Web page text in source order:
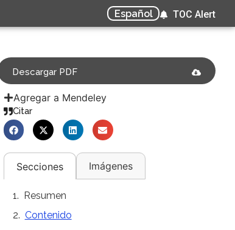
Español TOC Alert
Descargar PDF
Agregar a Mendeley
Citar
Secciones Imágenes
Resumen
Contenido